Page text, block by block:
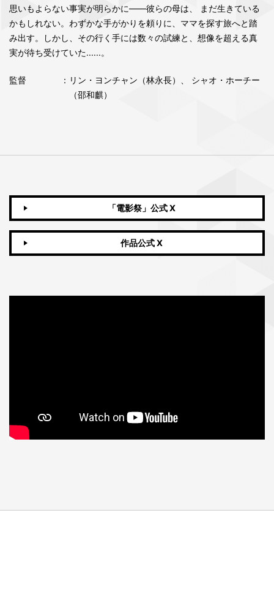
思いもよらない事実が明らかに――彼らの母は、 まだ生きている
かもしれない。わずかな手がかりを頼りに、ママを探す旅へと踏
み出す。しかし、その行く手には数々の試練と、想像を超える真
実が待ち受けていた......。
監督
：リン・ヨンチャン（林永長）、 シャオ・ホーチー
（邵和麒）
「電影祭」公式 X
作品公式 X